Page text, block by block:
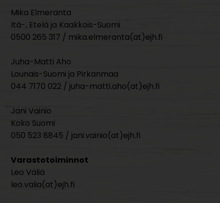
Mika Elmeranta
Itä-, Etelä ja Kaakkois-Suomi
0500 265 317 / mika.elmeranta(at)ejh.fi
Juha-Matti Aho
Lounais-Suomi ja Pirkanmaa
044 7170 022 / juha-matti.aho(at)ejh.fi
Jani Vainio
Koko Suomi
050 523 8845 / jani.vainio(at)ejh.fi
Varastotoiminnot
Leo Väliä
leo.valia(at)ejh.fi